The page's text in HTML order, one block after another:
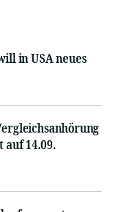
in USA neues
auf 14.09.